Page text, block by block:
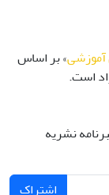
» بر اساس
است.
نشریه
اشتراک